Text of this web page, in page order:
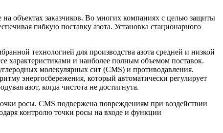
объектах заказчиков. Во многих компаниях с целью защиты
гибкую поставку азота. Установка стационарного
технологией для производства азота средней и низкой
характеристиками и наиболее полным объемом поставок.
молекулярных сит (CMS) и противодавления.
энергосбережения, который автоматически регулирует
азот, когда чистота не достигнута.
росы. CMS подвержена повреждениям при воздействии
контролю точки росы на входе и функции